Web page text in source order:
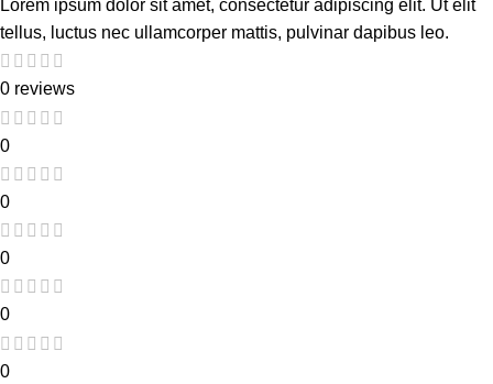
Lorem ipsum dolor sit amet, consectetur adipiscing elit. Ut elit
tellus, luctus nec ullamcorper mattis, pulvinar dapibus leo.
0 reviews
0
0
0
0
0